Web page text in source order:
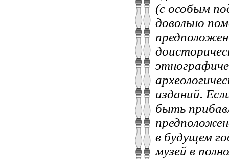
(с особым
довольно
изданий.
быть
в будущем
музей в